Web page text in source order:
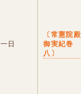
日
〔常憲院殿
御実紀巻
八〕